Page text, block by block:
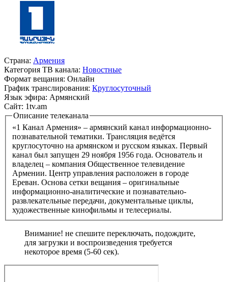
Страна: Армения
Категория ТВ канала: Новостные
Формат вещания: Онлайн
График транслирования: Круглосуточный
Язык эфира: Армянский
Сайт: 1tv.am
Описание телеканала
«1 Канал Армения» – армянский канал информационно-
познавательной тематики. Трансляция ведётся
круглосуточно на армянском и русском языках. Первый
канал был запущен 29 ноября 1956 года. Основатель и
владелец – компания Общественное телевидение
Армении. Центр управления расположен в городе
Ереван. Основа сетки вещания – оригинальные
информационно-аналитические и познавательно-
развлекательные передачи, документальные циклы,
художественные кинофильмы и телесериалы.
Внимание! не спешите переключать, подождите,
для загрузки и воспроизведения требуется
некоторое время (5-60 сек).